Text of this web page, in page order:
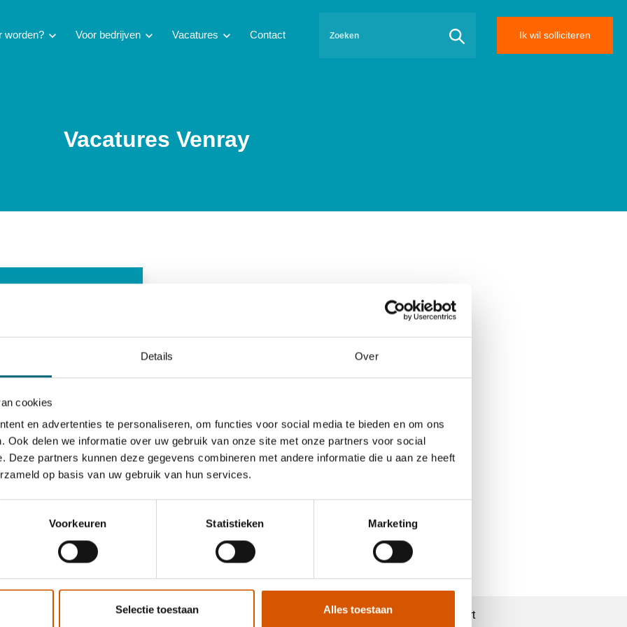
Details Over
cookies
en advertenties te personaliseren, om functies voor social media te bieden en om ons
Ook delen we informatie over uw gebruik van onze site met onze partners voor social
Deze partners kunnen deze gegevens combineren met andere informatie die u aan ze heeft
op basis van uw gebruik van hun services.
Voorkeuren Statistieken Marketing
Selectie toestaan Alles toestaan
worden? chevron_right Voor bedrijven chevron_right Vacatures chevron_right Contact Ik wil solliciteren
Vacatures Venray
15,52 - 18,00
Support